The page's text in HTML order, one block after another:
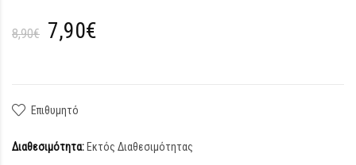
8,90€ 7,90€
Επιθυμητό
Διαθεσιμότητα: Εκτός Διαθεσιμότητας